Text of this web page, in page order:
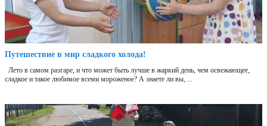
Путешествие в мир сладкого холода!
Лето в самом разгаре, и что может быть лучше в жаркий день, чем освежающее,
сладкое и такое любимое всеми мороженое? А знаете ли вы, ...